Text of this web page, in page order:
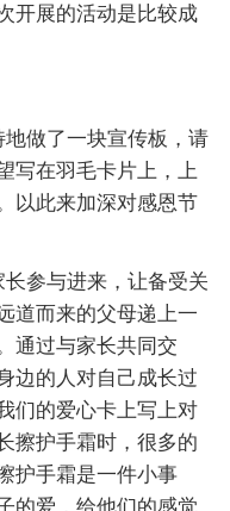
开展的活动是比较成
做了一块宣传板，请
写在羽毛卡片上，上
以此来加深对感恩节
参与进来，让备受关
道而来的父母递上一
通过与家长共同交
边的人对自己成长过
们的爱心卡上写上对
擦护手霜时，很多的
护手霜是一件小事
的爱，给他们的感觉